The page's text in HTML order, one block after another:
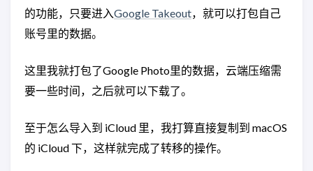
的功能，只要进入Google Takeout，就可以打包自己
账号里的数据。
这里我就打包了Google Photo里的数据，云端压缩需
要一些时间，之后就可以下载了。
至于怎么导入到 iCloud 里，我打算直接复制到 macOS
的 iCloud 下，这样就完成了转移的操作。